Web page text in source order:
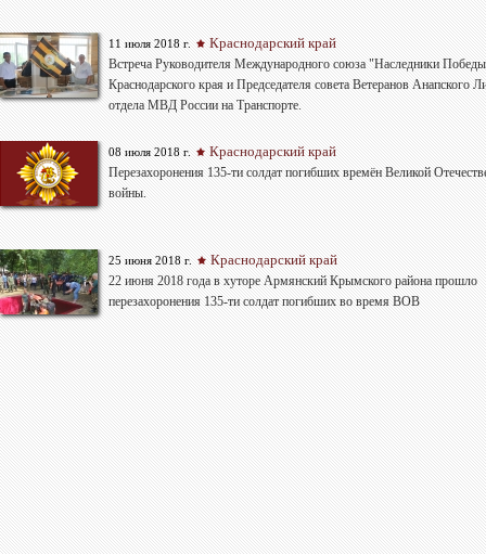
11 июля 2018 г. Краснодарский край
Bстреча Руководителя Международного союза "Наследники
Краснодарского края и Председателя совета Ветеранов Анапского
отдела МВД России на Транспорте.
08 июля 2018 г. Краснодарский край
Перезахоронения 135-ти солдат погибших времён Великой
войны.
25 июня 2018 г. Краснодарский край
22 июня 2018 года в хуторе Армянский Крымского района прошло
перезахоронения 135-ти солдат погибших во время ВОВ